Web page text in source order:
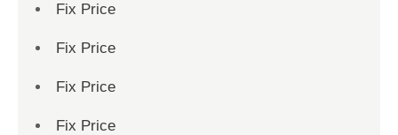
Fix Price
Fix Price
Fix Price
Fix Price